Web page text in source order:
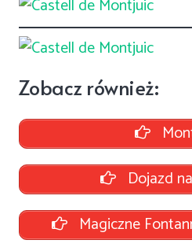
Zobacz również:
Dojazd
Magiczne